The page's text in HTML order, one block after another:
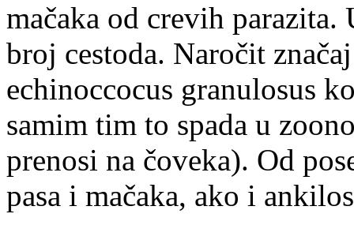
mačaka od crevih
broj cestoda. Naročit
echinoccocus granulosus
samim tim to spada u
prenosi na čoveka). Od
pasa i mačaka, ako i